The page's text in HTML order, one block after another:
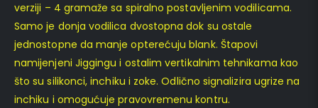
verziji – 4 gramaže sa spiralno postavljenim vodilicama.
Samo je donja vodilica dvostopna dok su ostale
jednostopne da manje opterećuju blank. Štapovi
namijenjeni Jiggingu i ostalim vertikalnim tehnikama kao
što su silikonci, inchiku i zoke. Odlično signalizira ugrize na
inchiku i omogućuje pravovremenu kontru.